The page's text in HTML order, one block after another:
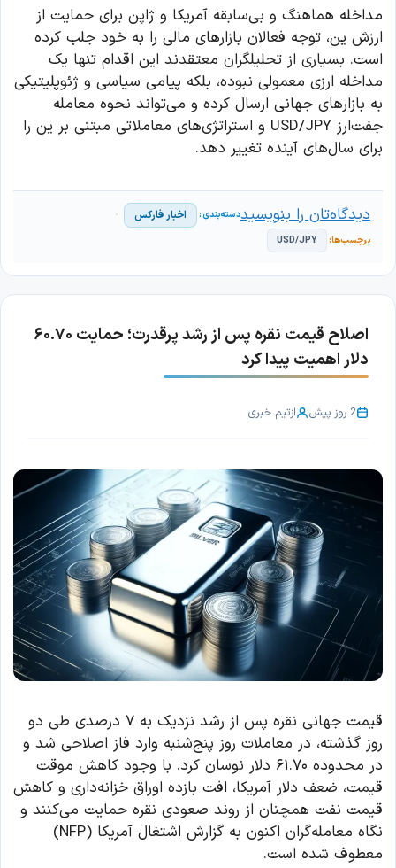
مداخله هماهنگ و بی‌سابقه آمریکا و ژاپن برای حمایت از
ارزش ین، توجه فعالان بازارهای مالی را به خود جلب کرده
است. بسیاری از تحلیلگران معتقدند این اقدام تنها یک
مداخله ارزی معمولی نبوده، بلکه پیامی سیاسی و ژئوپلیتیکی
به بازارهای جهانی ارسال کرده و می‌تواند نحوه معامله
جفت‌ارز USD/JPY و استراتژی‌های معاملاتی مبتنی بر ین را
برای سال‌های آینده تغییر دهد.
اخبار فارکس
USD/JPY
دیدگاه‌تان را بنویسید
اصلاح قیمت نقره پس از رشد پرقدرت؛ حمایت ۶۰.۷۰
دلار اهمیت پیدا کرد
2 روز پیش ازتیم خبری
قیمت جهانی نقره پس از رشد نزدیک به ۷ درصدی طی دو
روز گذشته، در معاملات روز پنج‌شنبه وارد فاز اصلاحی شد و
در محدوده ۶۱.۷۰ دلار نوسان کرد. با وجود کاهش موقت
قیمت، ضعف دلار آمریکا، افت بازده اوراق خزانه‌داری و کاهش
قیمت نفت همچنان از روند صعودی نقره حمایت می‌کنند و
نگاه معامله‌گران اکنون به گزارش اشتغال آمریکا (NFP)
معطوف شده است.